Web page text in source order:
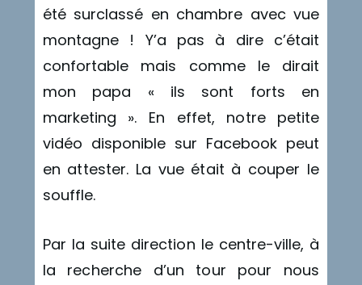
été surclassé en chambre avec vue
montagne ! Y’a pas à dire c’était
confortable mais comme le dirait
mon papa « ils sont forts en
marketing ». En effet, notre petite
vidéo disponible sur Facebook peut
en attester. La vue était à couper le
souffle.
Par la suite direction le centre-ville, à
la recherche d’un tour pour nous